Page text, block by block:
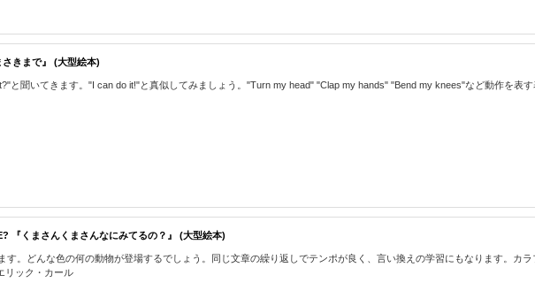
きまで』 (大型絵本)
と聞いてきます。"I can do it!"と真似してみましょう。"Turn my head" "Clap my hands" "Bend my knees"など動作を表
『くまさんくまさんなにみてるの？』 (大型絵本)
す。どんな色の何の動物が登場するでしょう。同じ文章の繰り返しでテンポが良く、言い換えの学習にもなります。カラ
リック・カール